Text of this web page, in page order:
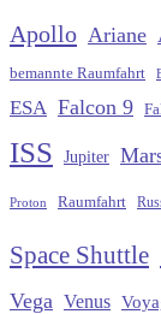
Apollo Ariane
bemannte Raumfahrt
ESA Falcon 9
ISS Jupiter
Proton Raumfahrt
Space Shuttle
Vega Venus